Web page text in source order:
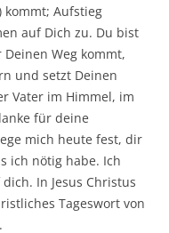
kommt; Aufstieg
auf Dich zu. Du bist
Weg kommt,
und setzt Deinen
Vater im Himmel, im
für deine
mich heute fest, dir
ich nötig habe. Ich
In Jesus Christus
Tageswort von